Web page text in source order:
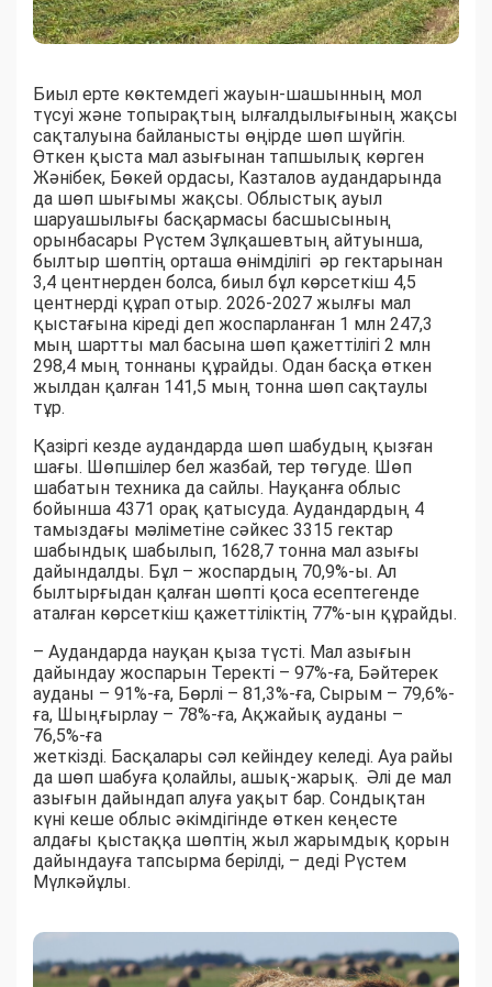
Биыл ерте көктемдегі жауын-шашынның мол
түсуі және топырақтың ылғалдылығының жақсы
сақталуына байланысты өңірде шөп шүйгін.
Өткен қыста мал азығынан тапшылық көрген
Жәнібек, Бөкей ордасы, Казталов аудандарында
да шөп шығымы жақсы. Облыстық ауыл
шаруашылығы басқармасы басшысының
орынбасары Рүстем Зұлқашевтың айтуынша,
былтыр шөптің орташа өнімділігі әр гектарынан
3,4 центнерден болса, биыл бұл көрсеткіш 4,5
центнерді құрап отыр. 2026-2027 жылғы мал
қыстағына кіреді деп жоспарланған 1 млн 247,3
мың шартты мал басына шөп қажеттілігі 2 млн
298,4 мың тоннаны құрайды. Одан басқа өткен
жылдан қалған 141,5 мың тонна шөп сақтаулы
тұр.
Қазіргі кезде аудандарда шөп шабудың қызған
шағы. Шөпшілер бел жазбай, тер төгуде. Шөп
шабатын техника да сайлы. Науқанға облыс
бойынша 4371 орақ қатысуда. Аудандардың 4
тамыздағы мәліметіне сәйкес 3315 гектар
шабындық шабылып, 1628,7 тонна мал азығы
дайындалды. Бұл – жоспардың 70,9%-ы. Ал
былтырғыдан қалған шөпті қоса есептегенде
аталған көрсеткіш қажеттіліктің 77%-ын құрайды.
– Аудандарда науқан қыза түсті. Мал азығын
дайындау жоспарын Теректі – 97%-ға, Бәйтерек
ауданы – 91%-ға, Бөрлі – 81,3%-ға, Сырым – 79,6%-
ға, Шыңғырлау – 78%-ға, Ақжайық ауданы –
76,5%-ға
жеткізді. Басқалары сәл кейіндеу келеді. Ауа райы
да шөп шабуға қолайлы, ашық-жарық. Әлі де мал
азығын дайындап алуға уақыт бар. Сондықтан
күні кеше облыс әкімдігінде өткен кеңесте
алдағы қыстаққа шөптің жыл жарымдық қорын
дайындауға тапсырма берілді, – деді Рүстем
Мүлкәйұлы.